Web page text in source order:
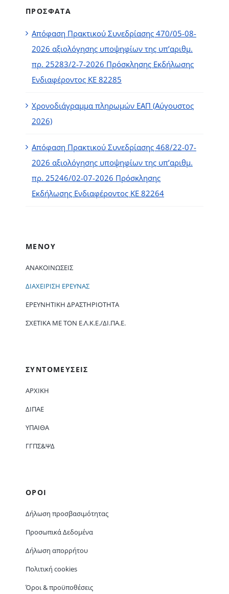
ΠΡΟΣΦΑΤΑ
Απόφαση Πρακτικού Συνεδρίασης 470/05-08-
2026 αξιολόγησης υποψηφίων της υπ’αριθμ.
πρ. 25283/2-7-2026 Πρόσκλησης Εκδήλωσης
Ενδιαφέροντος ΚΕ 82285
Χρονοδιάγραμμα πληρωμών ΕΑΠ (Αύγουστος
2026)
Απόφαση Πρακτικού Συνεδρίασης 468/22-07-
2026 αξιολόγησης υποψηφίων της υπ’αριθμ.
πρ. 25246/02-07-2026 Πρόσκλησης
Εκδήλωσης Ενδιαφέροντος ΚΕ 82264
ΜΕΝΟΥ
ΑΝΑΚΟΙΝΏΣΕΙΣ
ΔΙΑΧΕΊΡΙΣΗ ΈΡΕΥΝΑΣ
ΕΡΕΥΝΗΤΙΚΉ ΔΡΑΣΤΗΡΙΌΤΗΤΑ
ΣΧΕΤΙΚΆ ΜΕ ΤΟΝ Ε.Λ.Κ.Ε./ΔΙ.ΠΑ.Ε.
ΣΥΝΤΟΜΕΥΣΕΙΣ
ΑΡΧΙΚΗ
ΔΙΠΑΕ
ΥΠΑΙΘΑ
ΓΓΠΣ&ΨΔ
ΟΡΟΙ
Δήλωση προσβασιμότητας
Προσωπικά Δεδομένα
Δήλωση απορρήτου
Πολιτική cookies
Όροι & προϋποθέσεις